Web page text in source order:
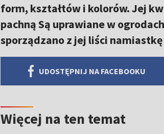
form, kształtów i kolorów. Jej
pachną Są uprawiane w
sporządzano z jej liści
UDOSTĘPNIJ NA FACEBOOKU
Więcej na ten temat